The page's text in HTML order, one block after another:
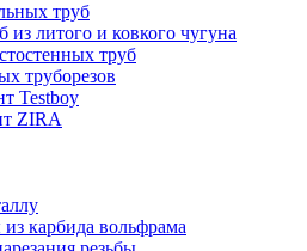
труб
литого и ковкого чугуна
труб
труборезов
Testboy
ZIRA
карбида вольфрама